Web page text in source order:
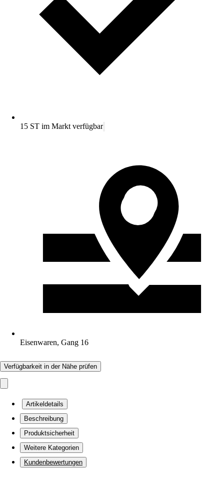
15 ST im Markt verfügbar
Eisenwaren, Gang 16
Verfügbarkeit in der Nähe prüfen
Artikeldetails
Beschreibung
Produktsicherheit
Weitere Kategorien
Kundenbewertungen